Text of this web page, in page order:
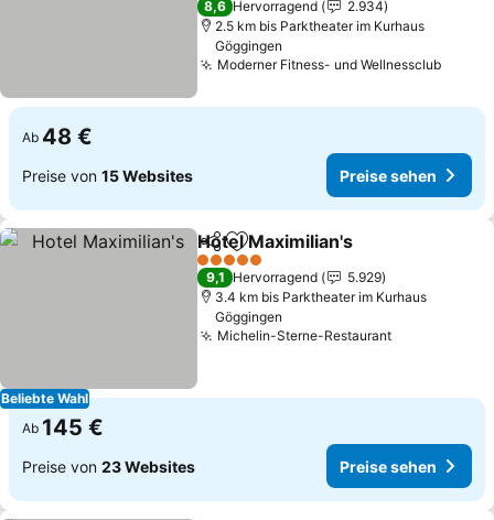
8,6 Hervorragend
2.934
2.5 km bis Parktheater im Kurhaus
Göggingen
Moderner Fitness- und Wellnessclub
Ab 48 €
Preise von 15 Websites Preise sehen
Beliebte Wahl
TeilenZu Favoriten hinzufügen
Hotel Maximilian's
5 Sterne
9,1 Hervorragend
5.929
3.4 km bis Parktheater im Kurhaus
Göggingen
Michelin-Sterne-RestaurantPreise
Ab 145 €
Preise von 23 Websites Preise sehen